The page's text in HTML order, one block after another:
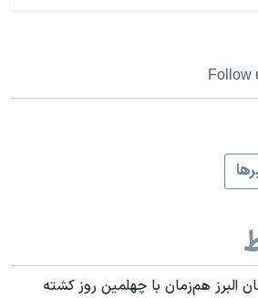
Follow
البرز هم‌زمان با چهلمین روز کشته